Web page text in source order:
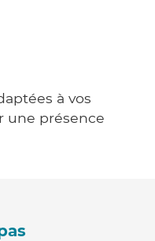
à vos
une présence